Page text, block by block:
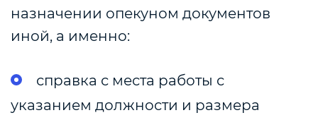
назначении опекуном документов
иной, а именно:
справка с места работы с
указанием должности и размера